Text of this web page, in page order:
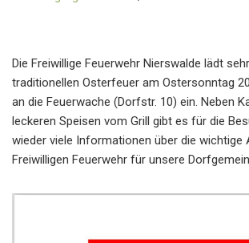
Die Freiwillige Feuerwehr Nierswalde lädt
traditionellen Osterfeuer am Ostersonntag
an die Feuerwache (Dorfstr. 10) ein. Neben
leckeren Speisen vom Grill gibt es für die
wieder viele Informationen über die wichtige
Freiwilligen Feuerwehr für unsere